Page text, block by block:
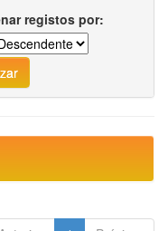
registos por: